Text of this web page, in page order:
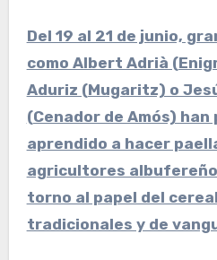
Del 19 al 21 de junio,
como Albert Adrià
Aduriz (Mugaritz) o
(Cenador de Amós)
aprendido a hacer
agricultores
torno al papel del
tradicionales y de